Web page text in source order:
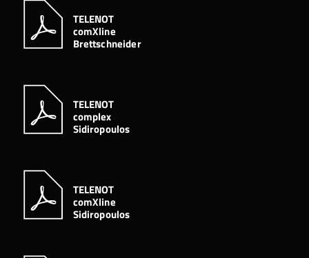
TELENOT
comXline
Brettschneider
TELENOT
complex
Sidiropoulos
TELENOT
comXline
Sidiropoulos